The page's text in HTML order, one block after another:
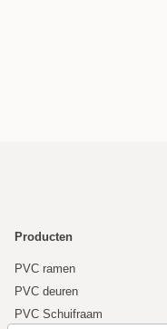
Producten
PVC ramen
PVC deuren
PVC Schuifraam